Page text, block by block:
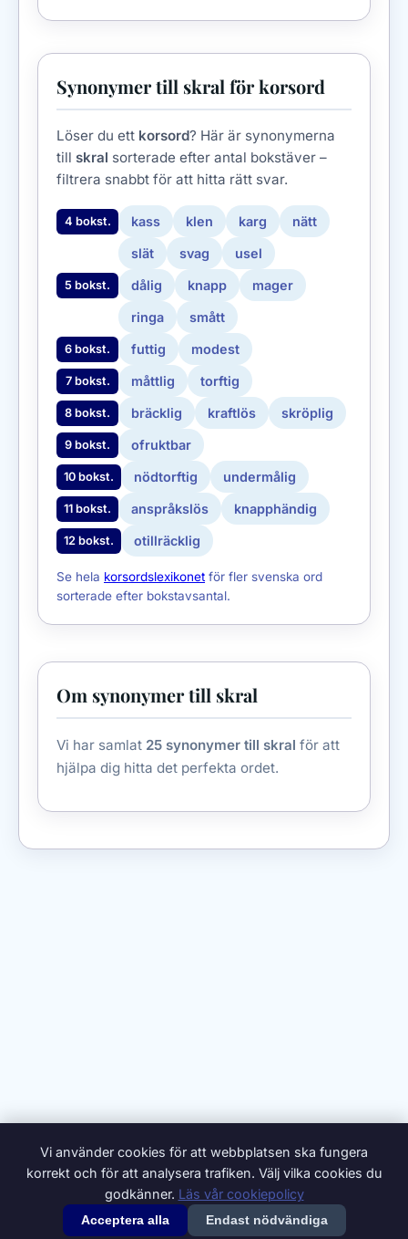
Synonymer till skral för korsord
Löser du ett korsord? Här är synonymerna
till skral sorterade efter antal bokstäver –
filtrera snabbt för att hitta rätt svar.
4 bokst. kass klen karg nätt
slät svag usel
5 bokst. dålig knapp mager
ringa smått
6 bokst. futtig modest
7 bokst. måttlig torftig
8 bokst. bräcklig kraftlös skröplig
9 bokst. ofruktbar
10 bokst. nödtorftig undermålig
11 bokst. anspråkslös knapphändig
12 bokst. otillräcklig
Se hela korsordslexikonet för fler svenska ord
sorterade efter bokstavsantal.
Om synonymer till skral
Vi har samlat 25 synonymer till skral för att
hjälpa dig hitta det perfekta ordet.
Vi använder cookies för att webbplatsen ska fungera
korrekt och för att analysera trafiken. Välj vilka cookies du
godkänner. Läs vår cookiepolicy
Acceptera alla Endast nödvändiga